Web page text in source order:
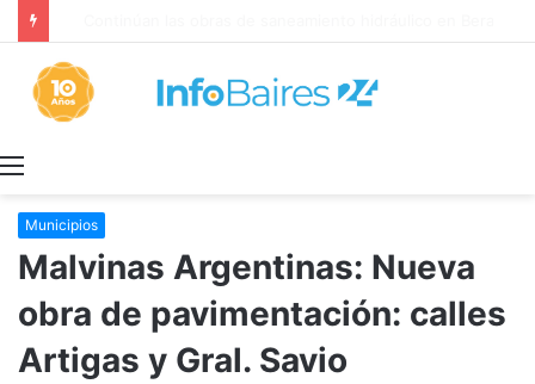
Municipios
Malvinas Argentinas: Nueva
obra de pavimentación: calles
Artigas y Gral. Savio